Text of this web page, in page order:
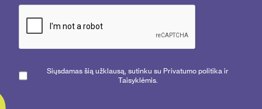
Siųsdamas šią užklausą, sutinku su Privatumo politika ir
Taisyklėmis.